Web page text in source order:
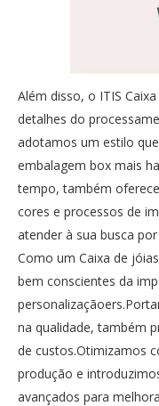
Além disso, o ITIS
detalhes do
adotamos um estilo
embalagem box mais
tempo, também
cores e processos de
atender à sua busca
Como um Caixa de
bem conscientes da
na qualidade, também
de custos.Otimizamos
produção e
avançados para